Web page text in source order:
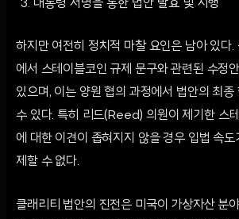
대통령 서명을 통한 법안 발효 및 시행
하지만 여전히 정치적 마찰 요인은 남아 있다.
에서 스테이블코인 규제 문구와 관련된 수정
있으며, 이는 양원 협의 과정에서 법안의 최종
수 있다. 특히 리드(Reed) 의원이 제기한 스
에 대한 이견이 좁혀지지 않을 경우 입법 속도
제할 수 없다.
클래리티 법안의 진전은 미국이 가상자산 분